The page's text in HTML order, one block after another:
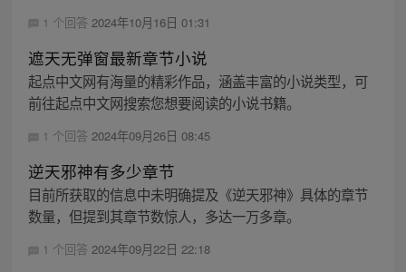
1 个回答 2024年10月16日 01:31
遮天无弹窗最新章节小说
起点中文网有海量的精彩作品，涵盖丰富的小说类型，可
前往起点中文网搜索您想要阅读的小说书籍。
1 个回答 2024年09月26日 08:45
逆天邪神有多少章节
目前所获取的信息中未明确提及《逆天邪神》具体的章节
数量，但提到其章节数惊人，多达一万多章。
1 个回答 2024年09月22日 22:18